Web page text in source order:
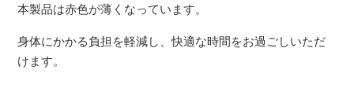
本製品は赤色が薄くなっています。
身体にかかる負担を軽減し、快適な時間をお過ごしいただ
けます。